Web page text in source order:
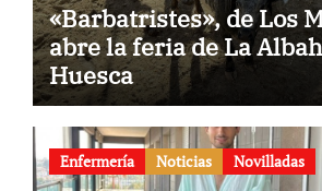
«Barbatristes», de Los
abre la feria de La
Huesca
Enfermería Noticias Novilladas